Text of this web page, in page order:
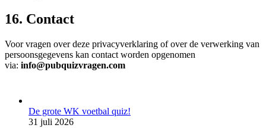
16. Contact
Voor vragen over deze privacyverklaring of over de verwerking van
persoonsgegevens kan contact worden opgenomen
via: info@pubquizvragen.com
De grote WK voetbal quiz!
31 juli 2026